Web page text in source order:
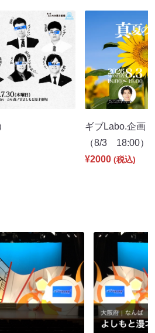
ギブLabo.企画
（8/3 18:00）
¥2000 (税込)